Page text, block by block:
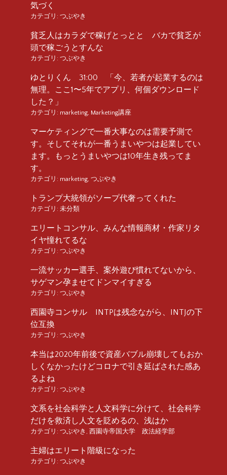
気づく
カテゴリ: つぶやき
貧乏人はカラダで稼げとっとと バカで貧乏が
頭で稼ごうとすんな
カテゴリ: つぶやき
ゆとりくん 31:00 「今、若者が起業するのは
無理。ここ1〜5年でアプリ、何個ダウンロード
した？」
カテゴリ: marketing Marketing講座
マーケティングで一番大事なのは需要予測で
す。そしてそれが一番うまいやつは起業してい
ます。もっとうまいやつは10年生き残ってま
す。
カテゴリ: marketing つぶやき
トランプ大統領がソープ代奢ってくれた
カテゴリ: 未分類
エリートコンサル、みんな情報商材・作家リタ
イヤ憧れてるな
カテゴリ: つぶやき
一流サッカー選手、案外遊び慣れてないから、
サゲマン孕ませてドンマイすぎる
カテゴリ: つぶやき
西園寺コンサル INTPは残念ながら、INTJの下
位互換
カテゴリ: つぶやき
本当は2020年前後で資産バブル崩壊してもおか
しくなかったけどコロナで引き延ばされた感あ
るよね
カテゴリ: つぶやき
文系を社会科学と人文科学に分けて、社会科学
だけを救済し人文を貶めるの、浅はか
カテゴリ: つぶやき 西園寺帝国大学 政法経学部
主婦はエリート階級になった
カテゴリ: つぶやき